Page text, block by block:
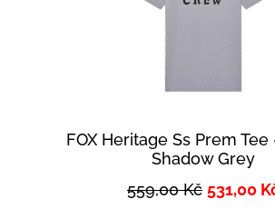
FOX Heritage Ss Prem Tee
Shadow Grey
559,00Kč 531,00